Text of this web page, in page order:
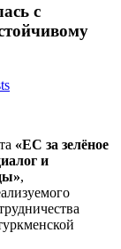
с
«ЕС за зелёное
и
,